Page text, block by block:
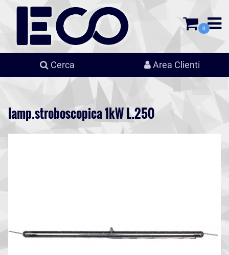
0
Cerca Area Clienti
lamp.stroboscopica 1kW L.250